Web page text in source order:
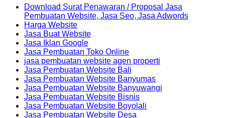
Download Surat Penawaran / Proposal Jasa
Pembuatan Website, Jasa Seo, Jasa Adwords
Harga Website
Jasa Buat Website
Jasa Iklan Google
Jasa Pembuatan Toko Online
jasa pembuatan website agen properti
Jasa Pembuatan Website Bali
Jasa Pembuatan Website Banyumas
Jasa Pembuatan Website Banyuwangi
Jasa Pembuatan Website Bisnis
Jasa Pembuatan Website Boyolali
Jasa Pembuatan Website Desa